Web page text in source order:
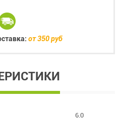
от 350 руб
6.0